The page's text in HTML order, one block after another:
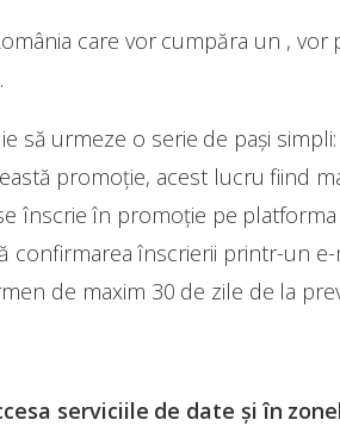
care vor cumpăra un , vor
.
urmeze o serie de pași simpli:
promoție, acest lucru fiind
înscrie în promoție pe
confirmarea înscrierii printr-un e-
de maxim 30 de zile de la
serviciile de date și în